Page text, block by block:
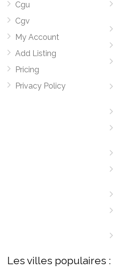
Cgu
Cgv
My Account
Add Listing
Pricing
Privacy Policy
Les villes populaires :